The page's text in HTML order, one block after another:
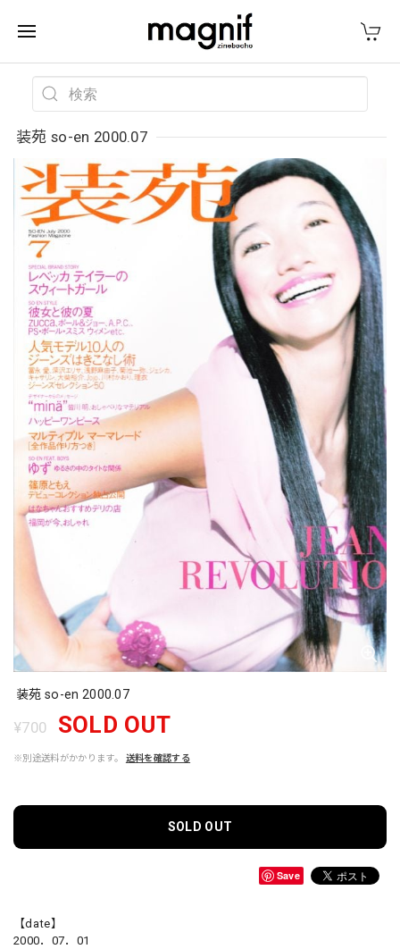
装苑 so-en 2000.07
装苑 so-en 2000.07
¥700 SOLD OUT
※別途送料がかかります。 送料を確認する
SOLD OUT
Save
【date】
2000．07．01